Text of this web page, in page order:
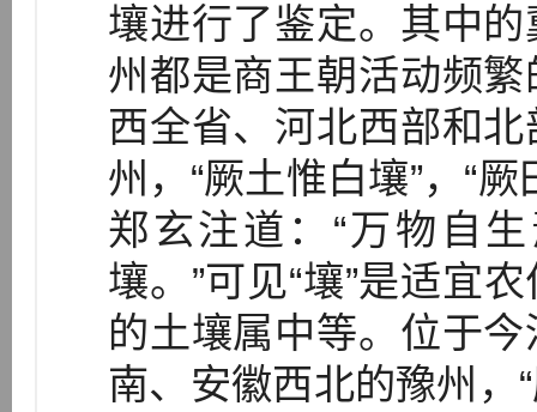
壤进行了鉴定。其中
州都是商王朝活动频
西全省、河北西部和
州，“厥土惟白壤”，“
郑玄注道：“万物自
壤。”可见“壤”是适宜
的土壤属中等。位于
南、安徽西北的豫州，